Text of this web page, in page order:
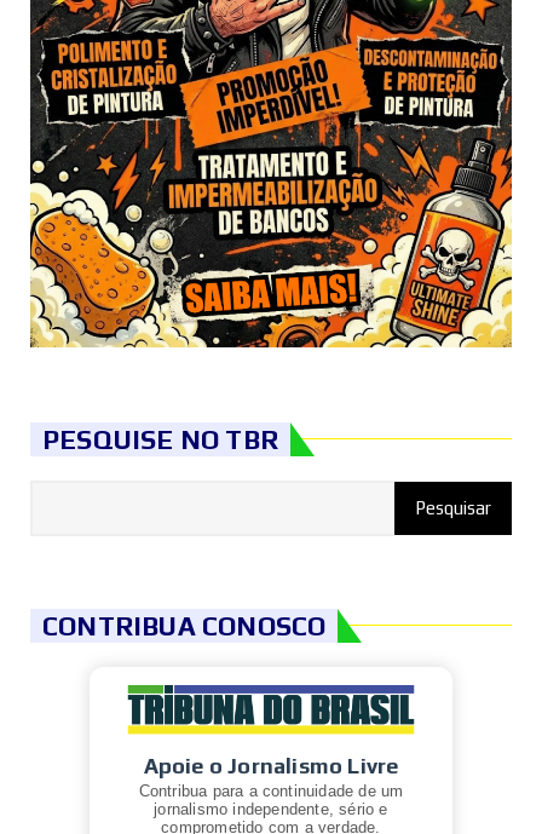
PESQUISE NO TBR
CONTRIBUA CONOSCO
Apoie o Jornalismo Livre
Contribua para a continuidade de um
jornalismo independente, sério e
comprometido com a verdade.